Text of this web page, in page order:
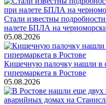
Стали известны
налете БПЛА на
05.08.2026
Кишечную палочку нашли в
гипермаркета в Ростове
05.08.2026